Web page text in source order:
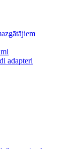
adapteri